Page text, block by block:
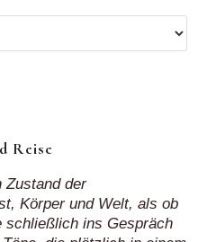
Reise
Zustand der
Körper und Welt, als ob
schließlich ins Gespräch